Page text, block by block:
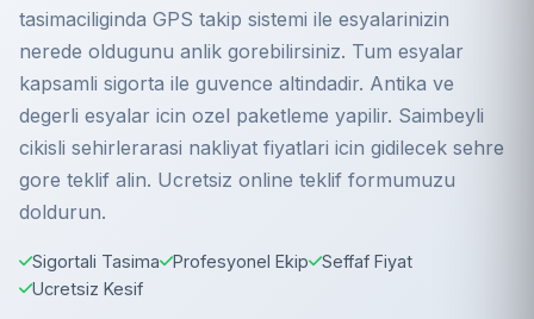
tasimaciliginda GPS takip sistemi ile esyalarinizin
nerede oldugunu anlik gorebilirsiniz. Tum esyalar
kapsamli sigorta ile guvence altindadir. Antika ve
degerli esyalar icin ozel paketleme yapilir. Saimbeyli
cikisli sehirlerarasi nakliyat fiyatlari icin gidilecek sehre
gore teklif alin. Ucretsiz online teklif formumuzu
doldurun.
Sigortali Tasima Profesyonel Ekip
Seffaf Fiyat
Ucretsiz Kesif